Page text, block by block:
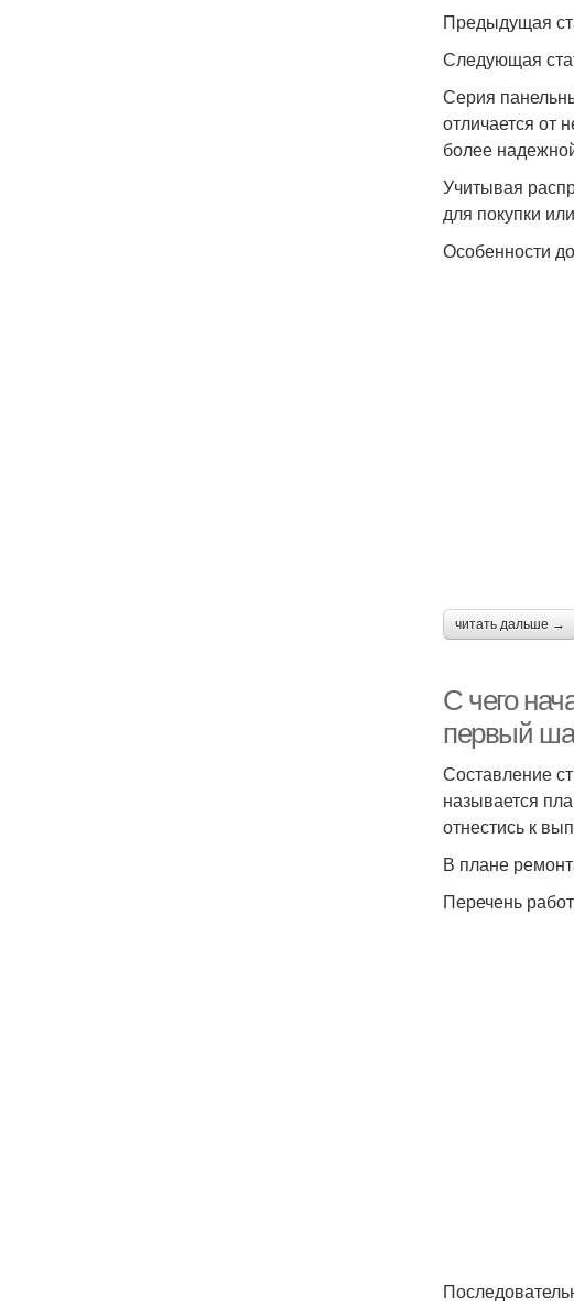
Предыдущая
Следующая
Серия
отличается от
более
Учитывая
для покупки
Особенности
читать дальше →
С чего
первый
Составление
называется
отнестись к
В плане
Перечень